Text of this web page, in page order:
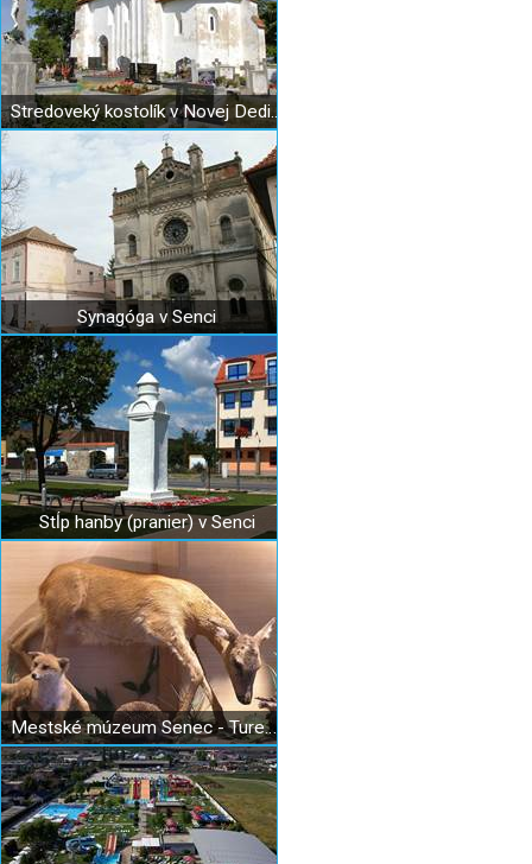
Stredoveký kostolík v Novej Dedinke
Synagóga v Senci
Stĺp hanby (pranier) v Senci
Mestské múzeum Senec - Turecký dom